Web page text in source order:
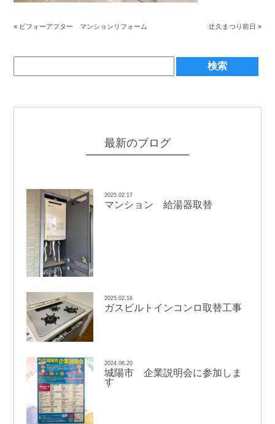
« ビフォーアフター マンションリフォーム 辻久まつり前日 »
最新のブログ
2025.02.17
マンション 給湯器取替
2025.02.16
ガスビルトインコンロ取替工事
2024.06.20
城陽市 企業説明会に参加しま
す